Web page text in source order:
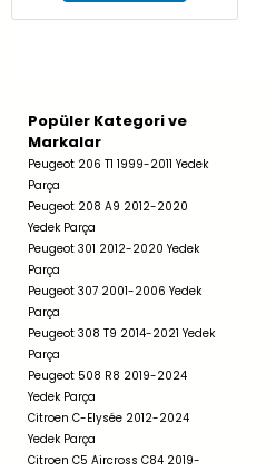
Popüler Kategori ve
Markalar
Peugeot 206 T1 1999-2011 Yedek
Parça
Peugeot 208 A9 2012-2020
Yedek Parça
Peugeot 301 2012-2020 Yedek
Parça
Peugeot 307 2001-2006 Yedek
Parça
Peugeot 308 T9 2014-2021 Yedek
Parça
Peugeot 508 R8 2019-2024
Yedek Parça
Citroen C-Elysée 2012-2024
Yedek Parça
Citroen C5 Aircross C84 2019-